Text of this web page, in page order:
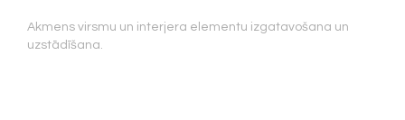
Akmens virsmu un interjera elementu izgatavošana un
uzstādīšana.